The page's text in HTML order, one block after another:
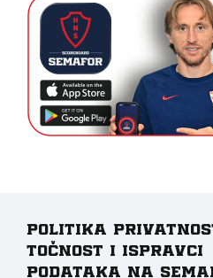
Politika
točnost i ispravci
podataka na